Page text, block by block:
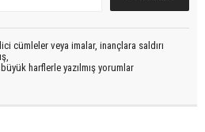
cümleler veya imalar, inançlara saldırı
harflerle yazılmış yorumlar